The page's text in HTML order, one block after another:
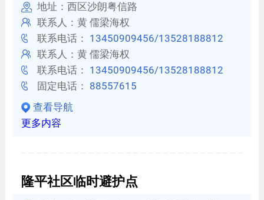
地址：西区沙朗粤信路
联系人：黄 儒梁海权
联系电话： 13450909456/13528188812
联系人：黄 儒梁海权
联系电话： 13450909456/13528188812
固定电话： 88557615
查看导航
更多内容
隆平社区临时避护点